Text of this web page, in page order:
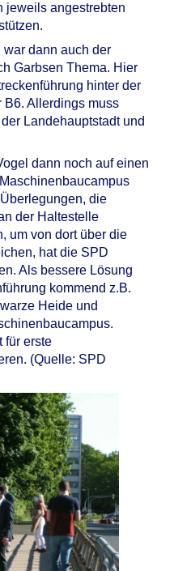
jeweils angestrebten
dann auch der
Garbsen Thema. Hier
hinter der
B6. Allerdings muss
Landehauptstadt und
dann noch auf einen
die
der Haltestelle
um von dort über die
hat die SPD
Als bessere Lösung
kommend z.B.
Heide und
für erste
(Quelle: SPD